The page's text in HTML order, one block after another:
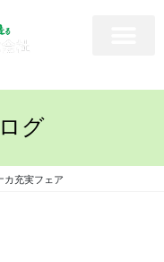
グ
充実フェア